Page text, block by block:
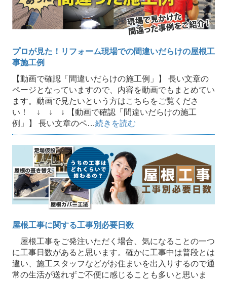
プロが見た！リフォーム現場での間違いだらけの屋根工
事施工例
【動画で確認「間違いだらけの施工例」】 長い文章の
ページとなっていますので、内容を動画でもまとめてい
ます。動画で見たいという方はこちらをご覧くださ
い！ ↓ ↓ ↓ 【動画で確認「間違いだらけの施工
例」】 長い文章のペ…続きを読む
屋根工事に関する工事別必要日数
屋根工事をご発注いただく場合、気になることの一つ
に工事日数があると思います。確かに工事中は普段とは
違い、施工スタッフなどがお住まいを出入りするので通
常の生活が送れずご不便に感じることも多いと思いま